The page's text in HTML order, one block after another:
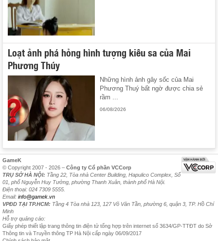
Loạt ảnh phá hỏng hình tượng kiêu sa của Mai
Phương Thúy
Những hình ảnh gây sốc của Mai
Phương Thuý bất ngờ được chia sẻ
rầm ...
06/08/2026
GameK
© Copyright 2007 - 2026 – Công ty Cổ phần VCCorp
TRỤ SỞ HÀ NỘI: Tầng 22, Tòa nhà Center Building, Hapulico Complex, Số
01, phố Nguyễn Huy Tưởng, phường Thanh Xuân, thành phố Hà Nội.
Điện thoại: 024 7309 5555.
Email: info@gamek.vn
VPĐD TẠI TP.HCM: Tầng 4 Tòa nhà 123, 127 Võ Văn Tần, phường 6, quận 3, TP. Hồ Chí
Minh
Hỗ trợ quảng cáo:
Giấy phép thiết lập trang thông tin điện tử tổng hợp trên internet số 3634/GP-TTĐT do Sở
Thông tin và Truyền thông TP Hà Nội cấp ngày 06/09/2017